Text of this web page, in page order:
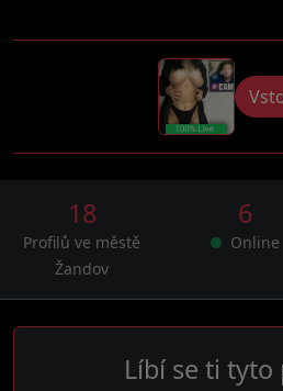
18
Profilů ve městě
Žandov
6
Online
Líbí se ti tyto